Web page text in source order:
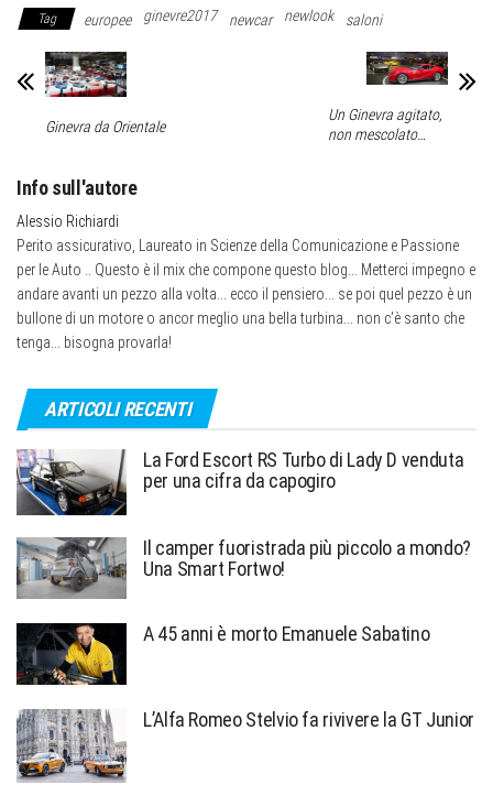
Tag europee ginevre2017 newcar newlook saloni
Ginevra da Orientale
Un Ginevra agitato,
non mescolato…
Info sull'autore
Alessio Richiardi
Perito assicurativo, Laureato in Scienze della Comunicazione e Passione
per le Auto .. Questo è il mix che compone questo blog... Metterci impegno e
andare avanti un pezzo alla volta... ecco il pensiero... se poi quel pezzo è un
bullone di un motore o ancor meglio una bella turbina... non c’è santo che
tenga... bisogna provarla!
ARTICOLI RECENTI
La Ford Escort RS Turbo di Lady D venduta
per una cifra da capogiro
Il camper fuoristrada più piccolo a mondo?
Una Smart Fortwo!
A 45 anni è morto Emanuele Sabatino
L’Alfa Romeo Stelvio fa rivivere la GT Junior